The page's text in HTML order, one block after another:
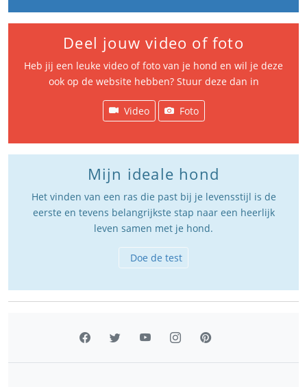
Deel jouw video of foto
Heb jij een leuke video of foto van je hond en wil je deze
ook op de website hebben? Stuur deze dan in
Video Foto
Mijn ideale hond
Het vinden van een ras die past bij je levensstijl is de
eerste en tevens belangrijkste stap naar een heerlijk
leven samen met je hond.
Doe de test